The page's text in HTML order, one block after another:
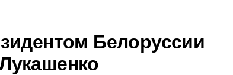
Белоруссии